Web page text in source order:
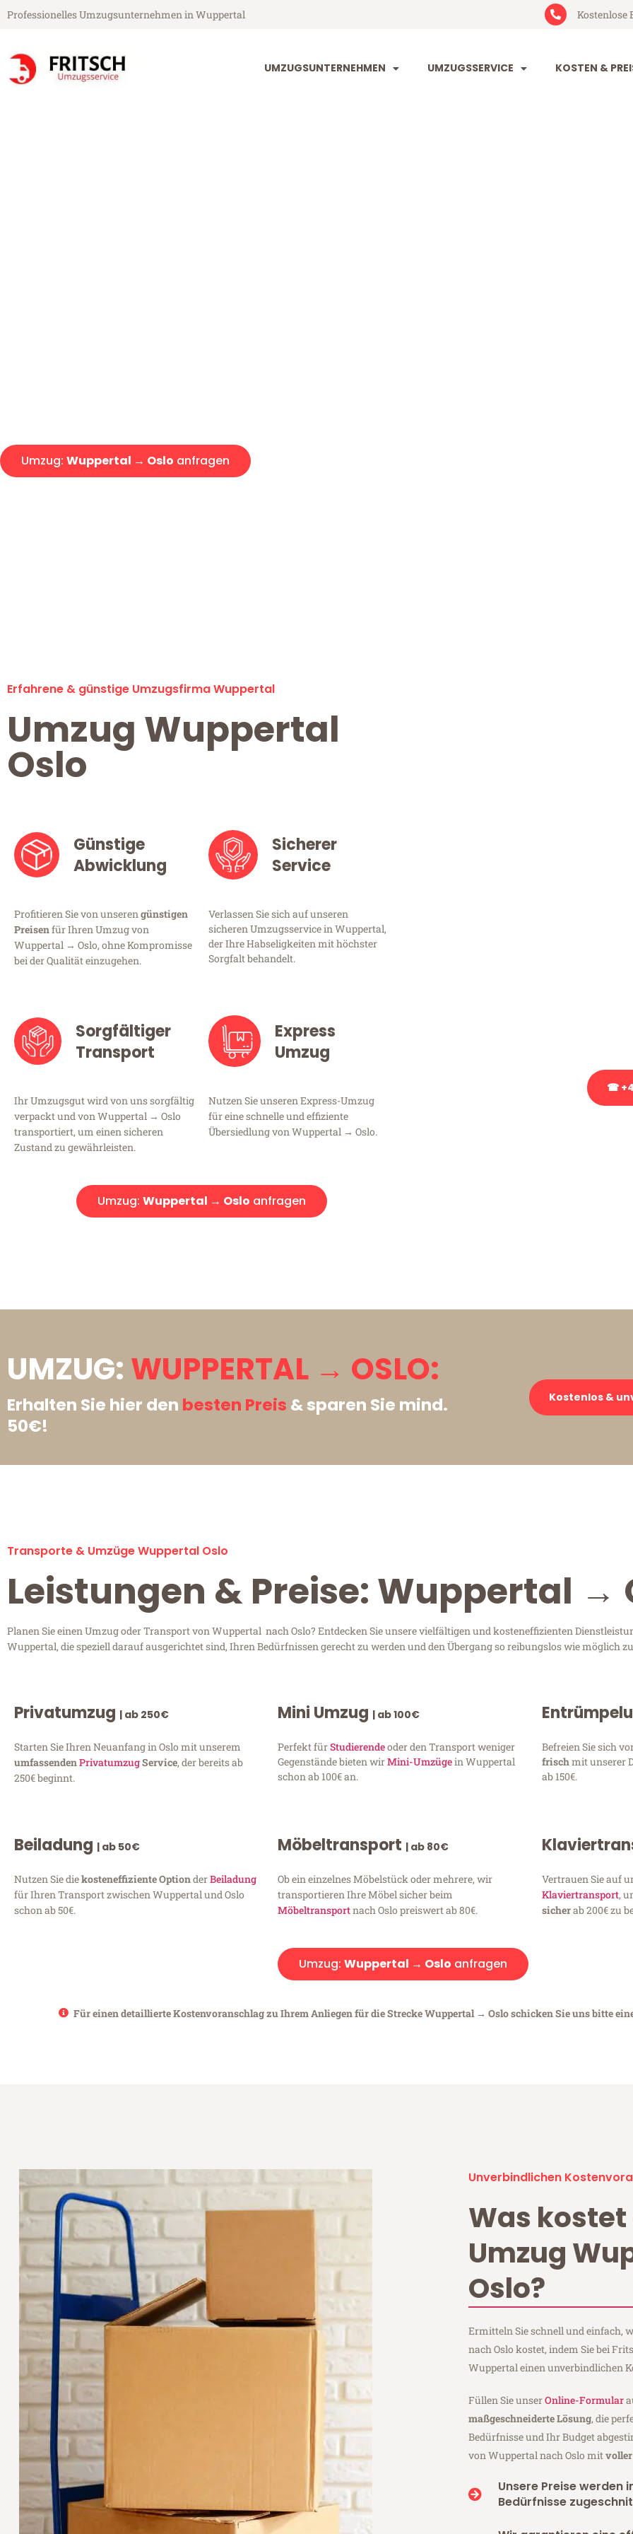
Professionelles Umzugsunternehmen in Wuppertal Kostenlose
UMZUGSUNTERNEHMEN UMZUGSSERVICE KOSTEN &
Umzug: Wuppertal → Oslo anfragen
Erfahrene & günstige Umzugsfirma Wuppertal
Umzug Wuppertal
Oslo
Günstige
Abwicklung
Profitieren Sie von unserengünstigen
Preisenfür Ihren Umzug von
Wuppertal → Oslo, ohne Kompromisse
bei der Qualität einzugehen.
Sicherer
Service
Verlassen Sie sich auf unseren
sicheren Umzugsservice in Wuppertal,
der Ihre Habseligkeiten mit höchster
Sorgfalt behandelt.
Sorgfältiger
Transport
Ihr Umzugsgut wird von uns sorgfältig
verpackt und von Wuppertal → Oslo
transportiert, um einen sicheren
Zustand zu gewährleisten.
Express
Umzug
Nutzen Sie unseren Express-Umzug
für eine schnelle und effiziente
Übersiedlung von Wuppertal → Oslo.
Umzug: Wuppertal → Oslo anfragen
☎
UMZUG: WUPPERTAL → OSLO:
Erhalten Sie hier den besten Preis & sparen Sie mind.
50€!
Kostenlos &
Transporte & Umzüge Wuppertal Oslo
Leistungen & Preise: Wuppertal →
Planen Sie einen Umzug oder Transport von Wuppertal nach Oslo? Entdecken Sie unsere vielfältigen und kosteneffizienten
Wuppertal, die speziell darauf ausgerichtet sind, Ihren Bedürfnissen gerecht zu werden und den Übergang so reibungslos wie möglich
Privatumzug | ab 250€
Starten Sie Ihren Neuanfang in Oslo mit unserem
umfassendenPrivatumzugService, der bereits ab
250€ beginnt.
Mini Umzug | ab 100€
Perfekt fürStudierendeoder den Transport weniger
Gegenstände bieten wirMini-Umzügein Wuppertal
schon ab 100€ an.
Befreien Sie sich
frischmit unserer
ab 150€.
Beiladung | ab 50€
Nutzen Sie diekosteneffiziente OptionderBeiladung
für Ihren Transport zwischen Wuppertal und Oslo
schon ab 50€.
Möbeltransport | ab 80€
Ob ein einzelnes Möbelstück oder mehrere, wir
transportieren Ihre Möbel sicher beim
Möbeltransportnach Oslo preiswert ab 80€.
Vertrauen Sie auf
Klaviertransport,
sicherab 200€ zu
Umzug: Wuppertal → Oslo anfragen
Für einen detaillierte Kostenvoranschlag zu Ihrem Anliegen für die Strecke Wuppertal → Oslo schicken Sie uns bitte
Unverbindlichen
Was kostet
Umzug
Oslo?
Ermitteln Sie schnell und einfach,
nach Oslo kostet, indem Sie bei
Wuppertal einen unverbindlichen
Füllen Sie unserOnline-Formular
maßgeschneiderte Lösung, die
Bedürfnisse und Ihr Budget
von Wuppertal nach Oslo mit
Unsere Preise werden
Bedürfnisse